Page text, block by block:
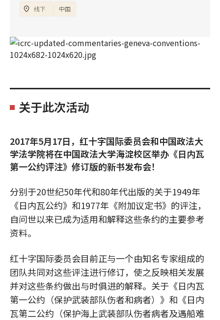
线下 中国
关于此次活动
2017年5月17日，红十字国际委员会和中国政法大
学法学院将在中国政法大学海淀校区举办《日内瓦
第一公约评注》修订版的新书发布会！
分别于20世纪50年代和80年代出版的关于1949年
《日内瓦公约》和1977年《附加议定书》的评注，
自问世以来已成为适用和解释这些条约的主要参考
资料。
红十字国际委员会目前正与一个由知名专家组成的
团队共同对这些评注进行修订，使之反映相关发展
并对这些条约做出与时俱进的解释。关于《日内瓦
第一公约（保护武装部队伤者和病者）》和《日内
瓦第二公约（保护海上武装部队伤者病者及遇船难